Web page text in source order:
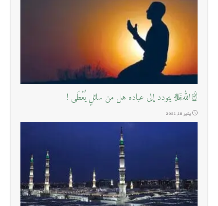
☝اللهﷻ يتودد إلى عباده هل من سائلٍ يُعْطَى !
يناير 18, 2021